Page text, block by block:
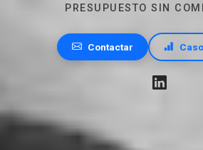
PRESUPUESTO SIN
Contactar